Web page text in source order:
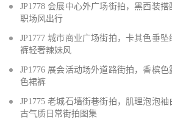
JP1778 会展中心外广场街拍，黑西装
职场风出行
JP1777 城市商业广场街拍，卡其色垂
裤轻奢辣妹风
JP1776 展会活动场外道路街拍，香槟
色裙裤
JP1775 老城石墙街巷街拍，肌理泡泡
古气质日常街拍图集